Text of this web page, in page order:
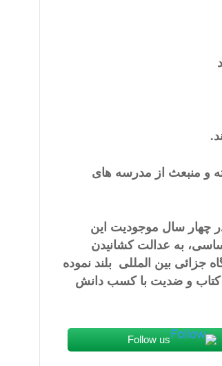
و منبعث از مدرسه های
چهار سال موجودیت این
به عدالت کشانیدن
بین المللی بلند نموده
کتاب و ضدیت با کسب دانش
Follow us